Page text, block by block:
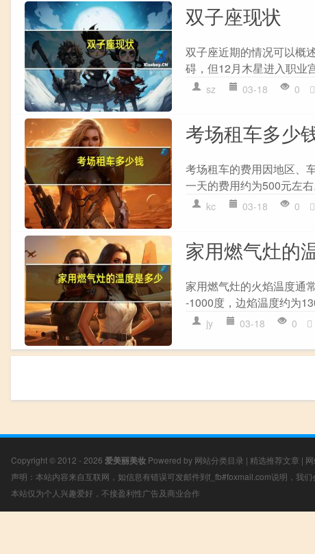
双子座现状
双子座近期的情况可以概
碍，但12月木星进入职业
sz 03-18 0
考场租车多少
考场租车的费用因地区、
一天的费用约为500元左
kc 03-18 0
家用燃气灶的
家用燃气灶的火焰温度通
-1000度，边焰温度约为
jy 03-18 0
Copyright © 2012 - 2026 爱美丽美妆 Powered by 网站分类目录 | 精选推荐文章 |
声明：本站内容来自互联网，如信息有错误可发邮件到f_fb#foxmail.com说明，我们
本站仅为个人兴趣爱好，不接盈利性广告及商业合作